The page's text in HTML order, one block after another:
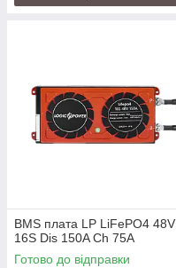
BMS плата LP LiFePO4 48V
16S Dis 150A Ch 75A
Готово до відправки